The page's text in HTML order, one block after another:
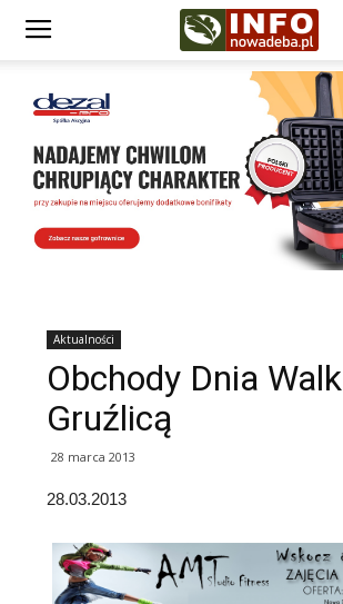
Aktualności
Obchody Dnia
Gruźlicą
28 marca 2013
28.03.2013